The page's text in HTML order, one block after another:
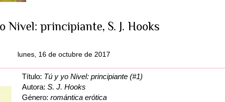
Nivel: principiante, S. J. Hooks
lunes, 16 de octubre de 2017
Título: Tú y yo Nivel: principiante (#1)
Autora: S. J. Hooks
Género: romántica erótica